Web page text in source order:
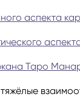
аспекта
Таро